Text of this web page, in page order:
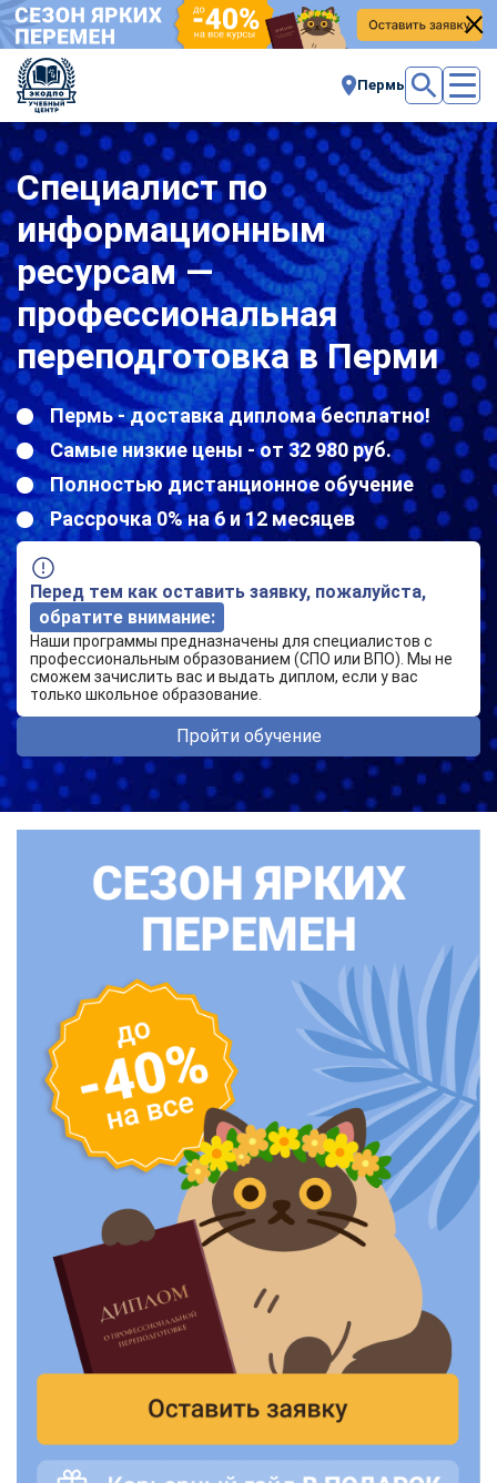
Пермь
Специалист по
информационным
ресурсам —
профессиональная
переподготовка в Перми
Пермь - доставка диплома бесплатно!
Самые низкие цены - от 32 980 руб.
Полностью дистанционное обучение
Рассрочка 0% на 6 и 12 месяцев
Перед тем как оставить заявку, пожалуйста,
обратите внимание:
Наши программы предназначены для специалистов с
профессиональным образованием (СПО или ВПО). Мы не
сможем зачислить вас и выдать диплом, если у вас
только школьное образование.
Пройти обучение